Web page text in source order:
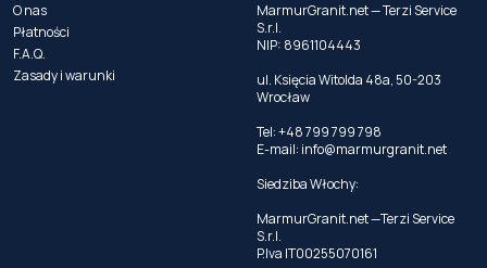
O nas
Płatności
F.A.Q.
Zasady i warunki
MarmurGranit.net — Terzi Service
S.r.l.
NIP: 8961104443
ul. Księcia Witolda 48a, 50-203
Wrocław
Tel: +48 799 799 798
E-mail: info@marmurgranit.net
Siedziba Włochy:
MarmurGranit.net —Terzi Service
S.r.l.
P.Iva IT00255070161